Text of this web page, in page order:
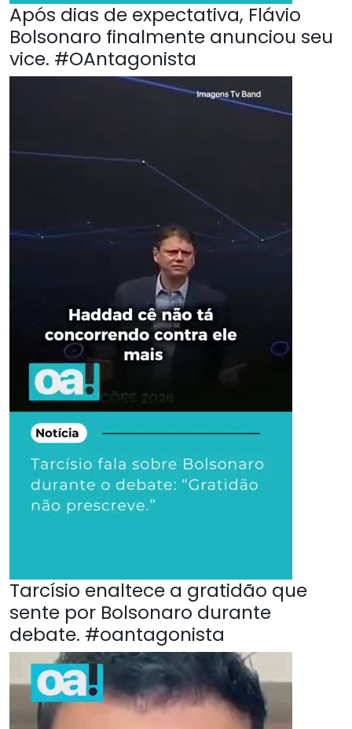
Após dias de expectativa, Flávio
Bolsonaro finalmente anunciou seu
vice. #OAntagonista
Tarcísio enaltece a gratidão que
sente por Bolsonaro durante
debate. #oantagonista